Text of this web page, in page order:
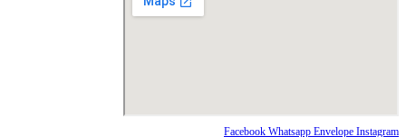
Facebook Whatsapp Envelope Instagram